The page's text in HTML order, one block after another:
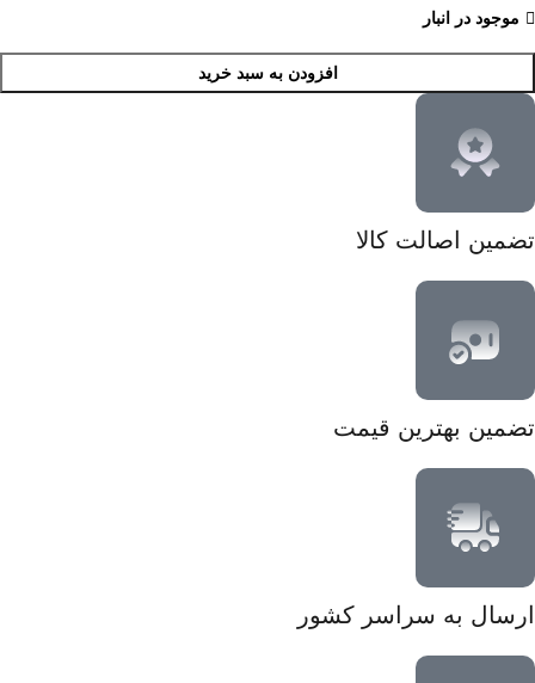
موجود در انبار
افزودن به سبد خرید
تضمین اصالت کالا
تضمین بهترین قیمت
ارسال به سراسر کشور